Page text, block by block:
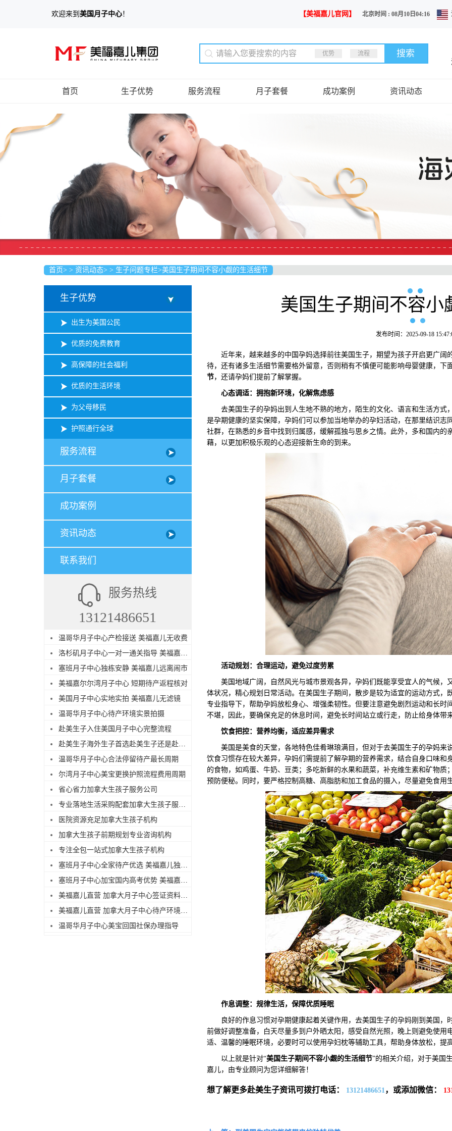
欢迎来到 美国月子中心！ 【美福嘉儿官网】 北京时间 : 08月10日04:16
优势 流程
首页 生子优势 服务流程 月子套餐 成功案例 资讯动态
首页> > 资讯动态> > 生子问题专栏>美国生子期间不容小觑的生活细节
生子优势
出生为美国公民
优质的免费教育
高保障的社会福利
优质的生活环境
为父母移民
护照通行全球
服务流程
月子套餐
成功案例
资讯动态
联系我们
服务热线
13121486651
温哥华月子中心产检接送 美福嘉儿无收费
洛杉矶月子中心一对一通关指导 美福嘉儿直营
塞班月子中心独栋安静 美福嘉儿远离闹市
美福嘉尔尔湾月子中心 短期待产返程核对
美国月子中心实地实拍 美福嘉儿无滤镜
温哥华月子中心待产环境实景拍摄
赴美生子入住美国月子中心完整流程
赴美生子海外生子首选赴美生子还是赴加生子深度测评
温哥华月子中心合法停留待产最长周期
尔湾月子中心美宝更换护照流程费用周期
省心省力加拿大生孩子服务公司
专业落地生活采购配套加拿大生孩子服务机构
医院资源充足加拿大生孩子机构
加拿大生孩子前期规划专业咨询机构
专注全包一站式加拿大生孩子机构
塞班月子中心全家待产优选 美福嘉儿独栋别墅
塞班月子中心加宝国内高考优势 美福嘉儿科普
美福嘉儿直营 加拿大月子中心签证资料优化
美福嘉儿直营 加拿大月子中心待产环境实拍
温哥华月子中心美宝回国社保办理指导
美国生子期间不容小
发布时间：2025-09-18
近年来，越来越多的中国孕妈选择前往美国生子，期望为孩子开启更广阔
待，还有诸多生活细节需要格外留意，否则稍有不慎便可能影响母婴健康，下
节，还请孕妈们提前了解掌握。
心态调适：拥抱新环境，化解焦虑感
去美国生子的孕妈出到人生地不熟的地方，陌生的文化、语言和生活方式
是孕期健康的坚实保障，孕妈们可以参加当地举办的孕妇活动，在那里结识
社群，在熟悉的乡音中找到归属感，缓解孤独与思乡之情。此外，多和国内
藉，以更加积极乐观的心态迎接新生命的到来。
活动规划：合理运动，避免过度劳累
美国地域广阔，自然风光与城市景观各异，孕妈们既能享受宜人的气候，
体状况，精心规划日常活动。在美国生子期间，散步是较为适宜的运动方式
专业指导下，帮助孕妈放松身心、增强柔韧性。但要注意避免剧烈运动和长
不堪，因此，要确保充足的休息时间，避免长时间站立或行走，防止给身体带
饮食把控：营养均衡，适应差异需求
美国是美食的天堂，各地特色佳肴琳琅满目，但对于去美国生子的孕妈来
饮食习惯存在较大差异，孕妈们需提前了解孕期的营养需求，结合自身口味
的食物，如鸡蛋、牛奶、豆类；多吃新鲜的水果和蔬菜，补充维生素和矿物
预防便秘。同时，要严格控制高糖、高脂肪和加工食品的摄入，尽量避免食用
作息调整：规律生活，保障优质睡眠
良好的作息习惯对孕期健康起着关键作用，去美国生子的孕妈刚到美国，
前做好调整准备，白天尽量多到户外晒太阳，感受自然光照，晚上则避免使
适、温馨的睡眠环境，必要时可以使用孕妇枕等辅助工具，帮助身体放松，提
以上就是针对“美国生子期间不容小觑的生活细节”的相关介绍，对于美国
嘉儿，由专业顾问为您详细解答！
想了解更多赴美生子资讯可拨打电话： 13121486651，或添加微信：